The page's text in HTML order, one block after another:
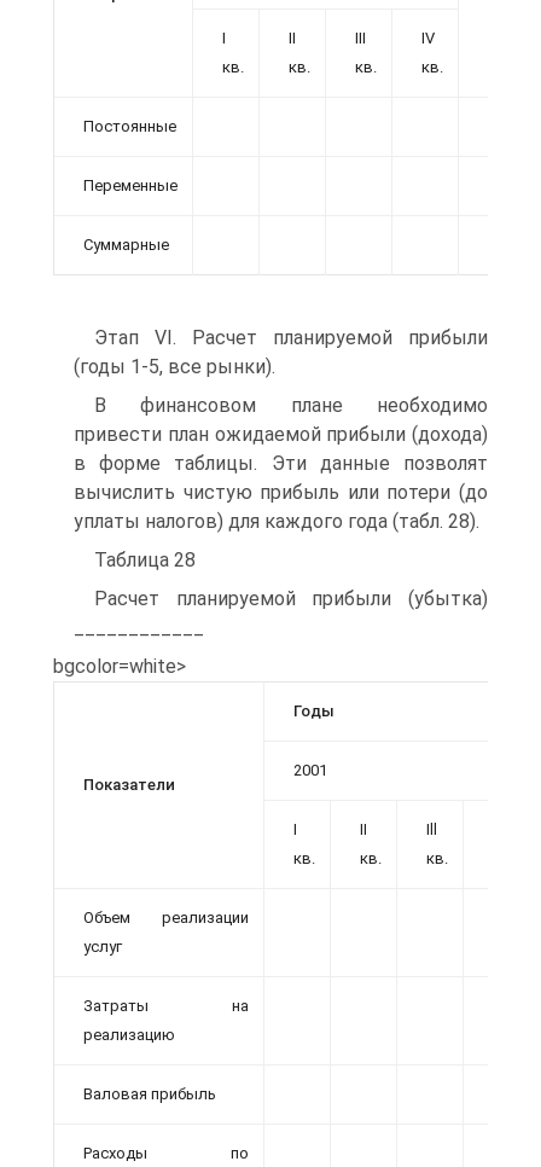
I
кв.
II
кв.
III
кв.
IV
кв.
Постоянные
Переменные
Суммарные
Этап VI. Расчет планируемой прибыли
(годы 1-5, все рынки).
В финансовом плане необходимо
привести план ожидаемой прибыли (дохода)
в форме таблицы. Эти данные позволят
вычислить чистую прибыль или потери (до
уплаты налогов) для каждого года (табл. 28).
Таблица 28
Расчет планируемой прибыли (убытка)
bgcolor=white>
Показатели
Годы
2001
I
кв.
II
кв.
Ill
кв.
Объем реализации
услуг
Затраты на
реализацию
Валовая прибыль
Расходы по